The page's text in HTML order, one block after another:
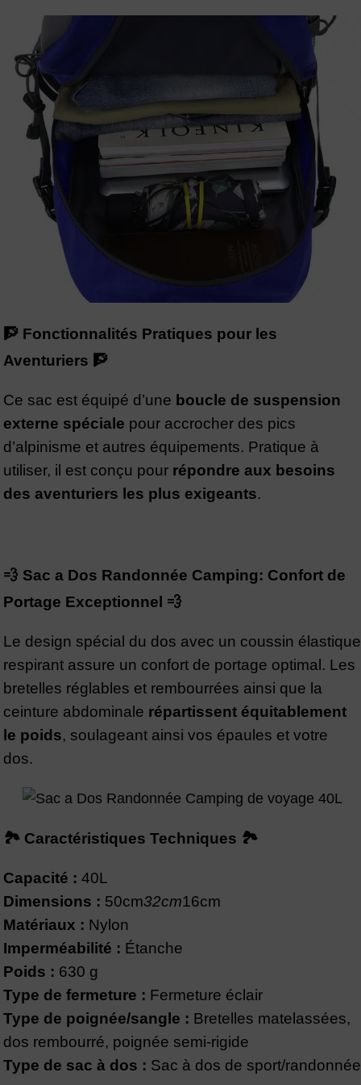
🧗 Fonctionnalités Pratiques pour les
Aventuriers 🧗
Ce sac est équipé d’une boucle de suspension
externe spéciale pour accrocher des pics
d’alpinisme et autres équipements. Pratique à
utiliser, il est conçu pour répondre aux besoins
des aventuriers les plus exigeants.
💨 Sac a Dos Randonnée Camping: Confort de
Portage Exceptionnel 💨
Le design spécial du dos avec un coussin élastique
respirant assure un confort de portage optimal. Les
bretelles réglables et rembourrées ainsi que la
ceinture abdominale répartissent équitablement
le poids, soulageant ainsi vos épaules et votre
dos.
🏞️ Caractéristiques Techniques 🏞️
Capacité : 40L
Dimensions : 50cm32cm16cm
Matériaux : Nylon
Imperméabilité : Étanche
Poids : 630 g
Type de fermeture : Fermeture éclair
Type de poignée/sangle : Bretelles matelassées,
dos rembourré, poignée semi-rigide
Type de sac à dos : Sac à dos de sport/randonnée